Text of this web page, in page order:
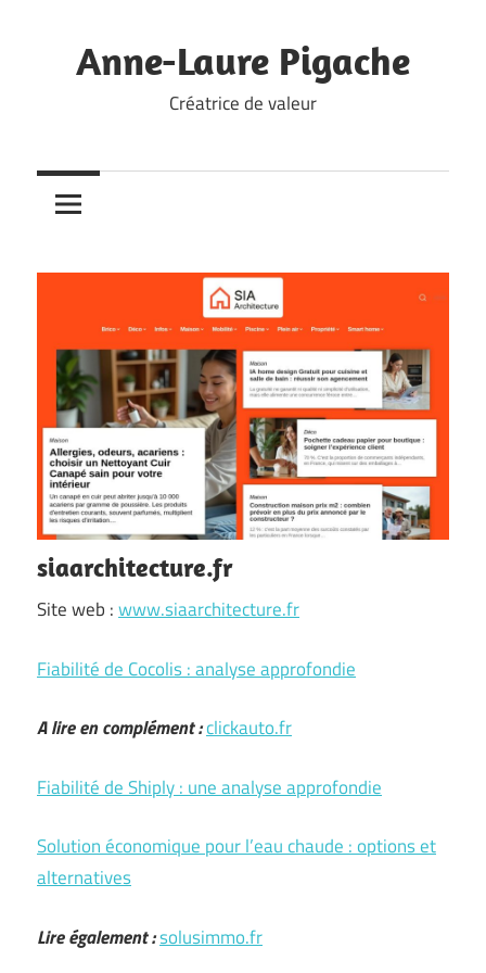
contentAnne-Laure Pigache
Créatrice de valeur
siaarchitecture.fr
Site web :www.siaarchitecture.fr
Fiabilité de Cocolis : analyse approfondie
A lire en complément :clickauto.fr
Fiabilité de Shiply : une analyse approfondie
Solution économique pour l’eau chaude : options et
alternatives
Lire également :solusimmo.fr